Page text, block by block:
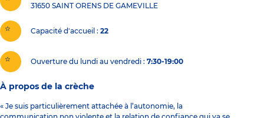
31650 SAINT ORENS DE GAMEVILLE
Capacité d'accueil 22
Ouverture du lundi au vendredi : 7:30-19:00
À propos de la crèche
« Je suis particulièrement attachée à l’autonomie, la